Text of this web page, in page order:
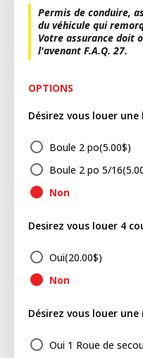
Permis de conduire,
du véhicule qui
Votre assurance doit
l'avenant F.A.Q. 27.
OPTIONS
Désirez vous louer une
Boule 2 po(5.00$)
Boule 2 po 5/16(
Non
Desirez vous louer 4
Oui(20.00$)
Non
Désirez vous louer une
Oui 1 Roue de